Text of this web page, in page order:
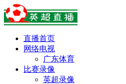
直播首页
网络电视
广东体育
比赛录像
英超录像